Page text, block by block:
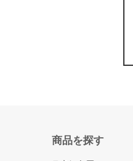
商品を探す